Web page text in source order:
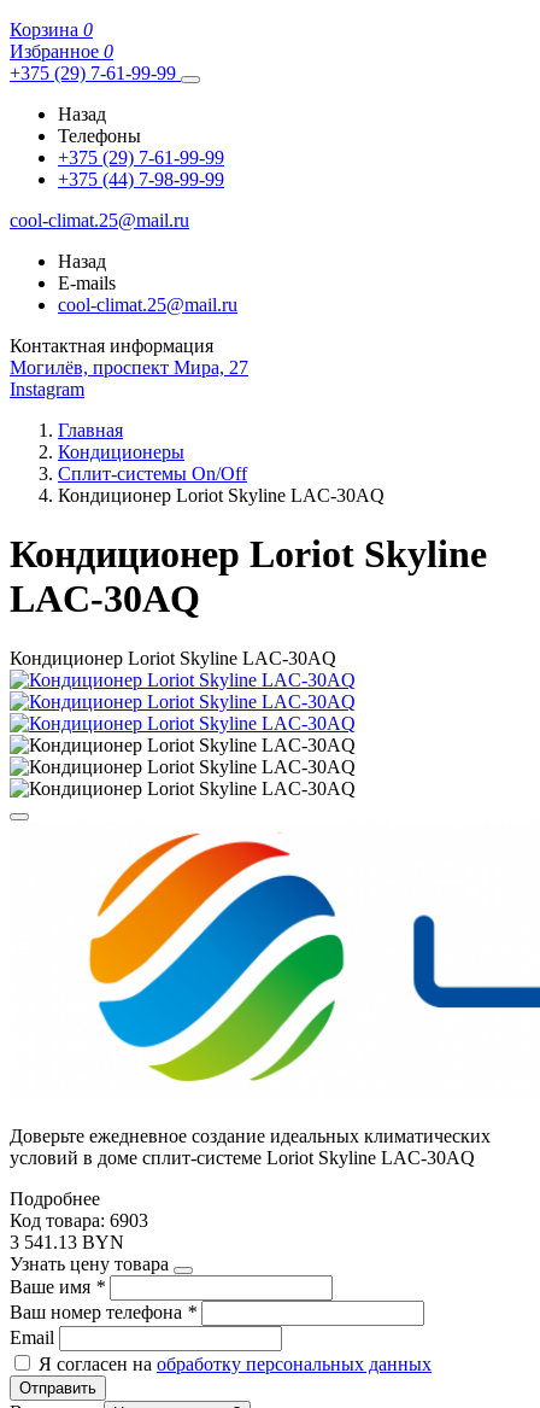
Корзина 0
Избранное 0
+375 (29) 7-61-99-99
Назад
Телефоны
+375 (29) 7-61-99-99
+375 (44) 7-98-99-99
cool-climat.25@mail.ru
Назад
E-mails
cool-climat.25@mail.ru
Контактная информация
Могилёв, проспект Мира, 27
Instagram
Главная
Кондиционеры
Сплит-системы On/Off
Кондиционер Loriot Skyline LAC-30AQ
Кондиционер Loriot Skyline
LAC-30AQ
Кондиционер Loriot Skyline LAC-30AQ
Доверьте ежедневное создание идеальных климатических
условий в доме сплит-системе Loriot Skyline LAC-30AQ
Подробнее
Код товара: 6903
3 541.13 BYN
Узнать цену товара
Ваше имя *
Ваш номер телефона *
Email
Я согласен на обработку персональных данных
Отправить